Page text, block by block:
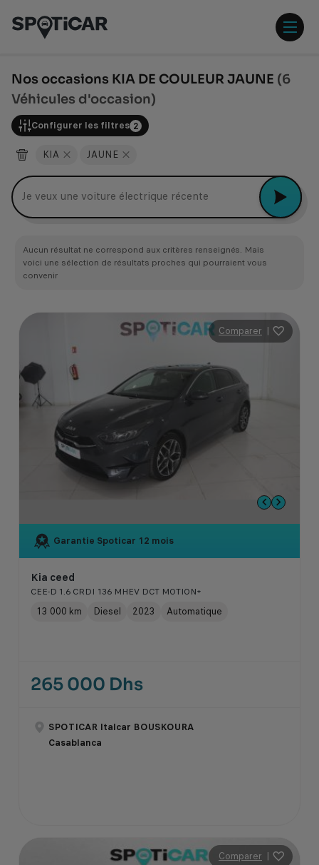
contenu
pied
Nos occasions KIA DE COULEUR JAUNE (6
Véhicules d'occasion)
Configurer les filtres 2
KIA JAUNE
Peugeot 2008
Aucun résultat ne correspond aux critères renseignés. Mais
voici une sélection de résultats proches qui pourraient vous
convenir
Comparer |
Garantie Spoticar 12 mois
Kia ceed
CEE-D 1.6 CRDI 136 MHEV DCT MOTION+
13 000 km Diesel 2023 Automatique
265 000 Dhs
SPOTICAR Italcar BOUSKOURA
Casablanca
Comparer |